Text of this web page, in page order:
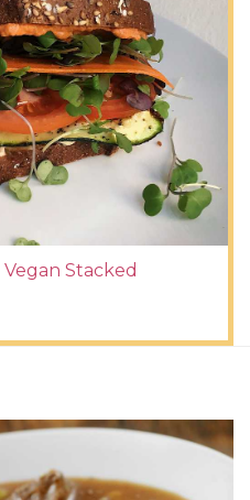
Stacked